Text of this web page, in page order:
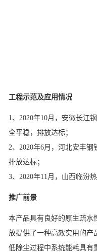
工程示范及应用情况
1、2020年10月，安徽长江
全平稳，排放达标；
2、2020年6月，河北安丰
排放达标；
3、2020年11月，山西临汾
推广前景
本产品具有良好的原生疏水
放提供了一种高效实用的产
低除尘过程中系统能耗具有